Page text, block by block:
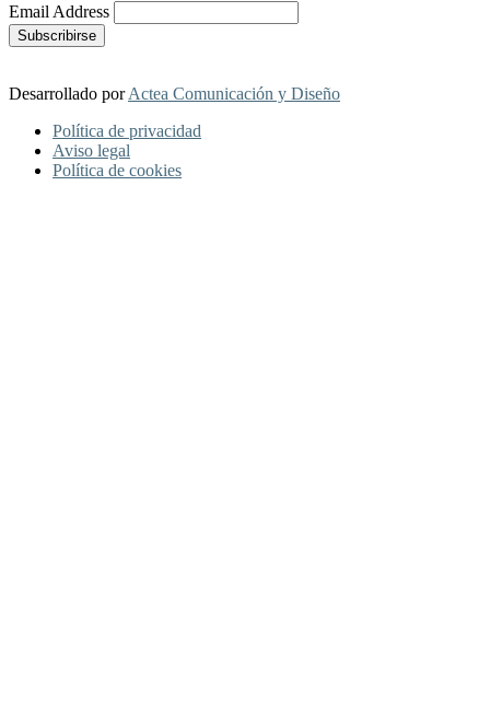
Email Address
Desarrollado porActea Comunicación y Diseño
Política de privacidad
Aviso legal
Política de cookies